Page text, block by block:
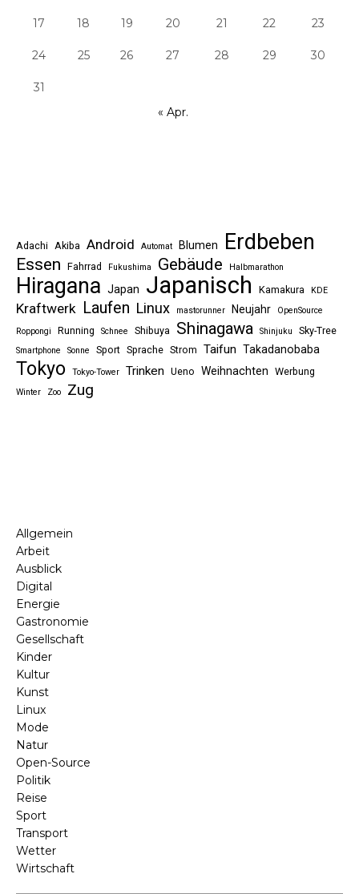
17 18 19 20 21 22 23
24 25 26 27 28 29 30
31
« Apr.
Adachi Akiba Android Automat Blumen Erdbeben
Essen Fahrrad Fukushima Gebäude Halbmarathon
Hiragana Japan Japanisch Kamakura KDE
Kraftwerk Laufen Linux mastorunner Neujahr
OpenSource
Roppongi
Running Schnee Shibuya Shinagawa Shinjuku Sky-Tree
Smartphone Sonne Sport Sprache Strom Taifun Takadanobaba
Tokyo Tokyo-Tower Trinken Ueno Weihnachten Werbung
Winter Zoo Zug
Allgemein
Arbeit
Ausblick
Digital
Energie
Gastronomie
Gesellschaft
Kinder
Kultur
Kunst
Linux
Mode
Natur
Open-Source
Politik
Reise
Sport
Transport
Wetter
Wirtschaft